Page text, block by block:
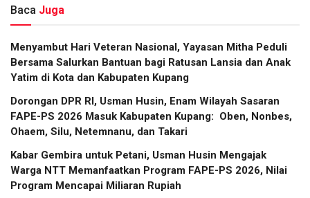
Baca Juga
​Menyambut Hari Veteran Nasional, Yayasan Mitha Peduli
Bersama Salurkan Bantuan bagi Ratusan Lansia dan Anak
Yatim di Kota dan Kabupaten Kupang
Dorongan DPR RI, Usman Husin, Enam Wilayah Sasaran
FAPE-PS 2026 Masuk Kabupaten Kupang: Oben, Nonbes,
Ohaem, Silu, Netemnanu, dan Takari
Kabar Gembira untuk Petani, Usman Husin Mengajak
Warga NTT Memanfaatkan Program FAPE-PS 2026, Nilai
Program Mencapai Miliaran Rupiah